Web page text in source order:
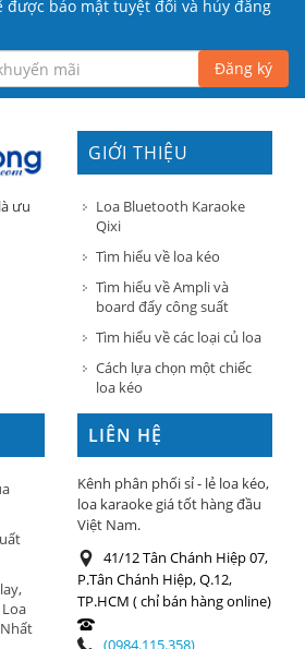
được bảo mật tuyệt đối và hủy đăng
Đăng ký
ưu
GIỚI THIỆU
Loa Bluetooth Karaoke
Qixi
Tìm hiểu về loa kéo
Tìm hiểu về Ampli và
board đẩy công suất
Tìm hiểu về các loại củ loa
Cách lựa chọn một chiếc
loa kéo
LIÊN HỆ
Kênh phân phối sỉ - lẻ loa kéo,
loa karaoke giá tốt hàng đầu
Việt Nam.
41/12 Tân Chánh Hiệp 07,
P.Tân Chánh Hiệp, Q.12,
TP.HCM ( chỉ bán hàng online)
(0984.115.358)